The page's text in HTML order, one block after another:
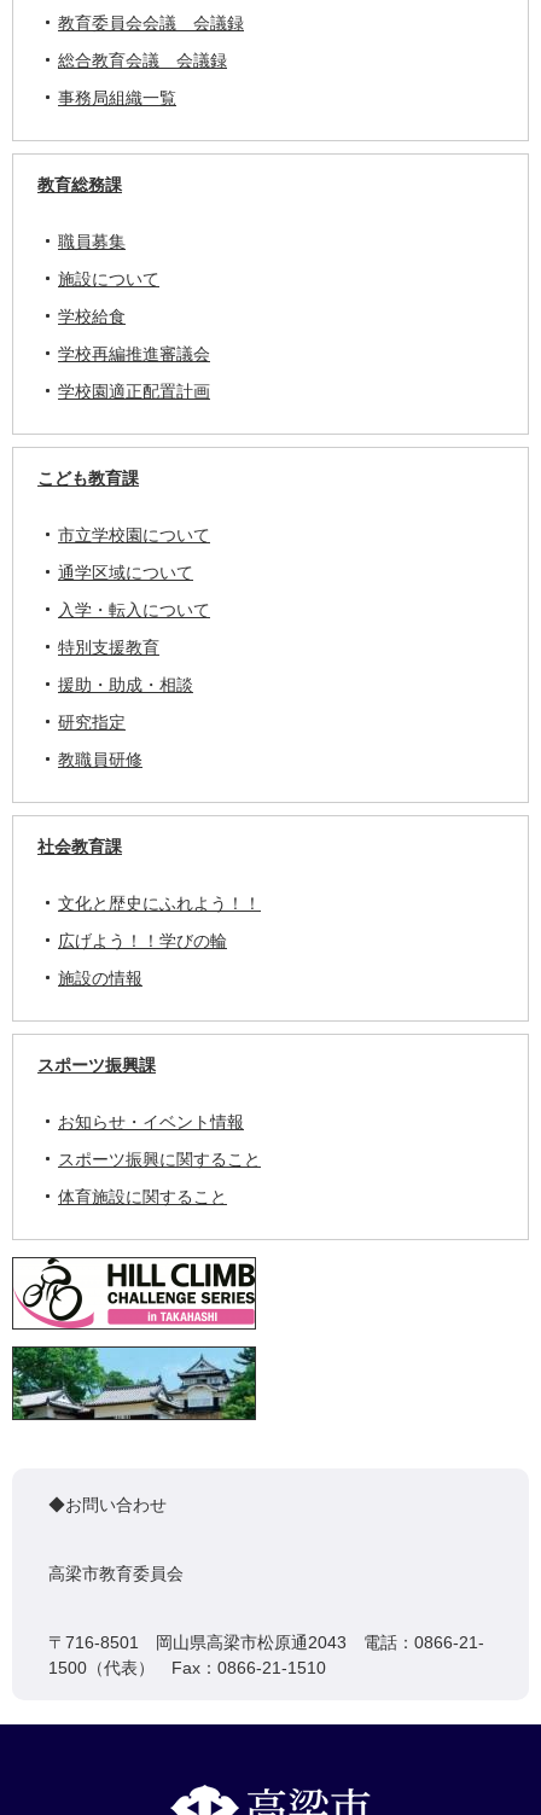
教育委員会会議 会議録
総合教育会議 会議録
事務局組織一覧
教育総務課
職員募集
施設について
学校給食
学校再編推進審議会
学校園適正配置計画
こども教育課
市立学校園について
通学区域について
入学・転入について
特別支援教育
援助・助成・相談
研究指定
教職員研修
社会教育課
文化と歴史にふれよう！！
広げよう！！学びの輪
施設の情報
スポーツ振興課
お知らせ・イベント情報
スポーツ振興に関すること
体育施設に関すること
◆お問い合わせ
高梁市教育委員会
〒716-8501 岡山県高梁市松原通2043 電話：0866-21-
1500（代表） Fax：0866-21-1510